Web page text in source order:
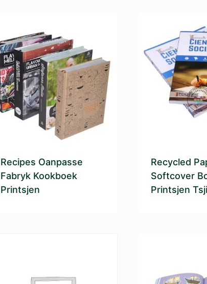
Recipes Oanpasse
Fabryk Kookboek
Printsjen
Recycled
Softcover
Printsjen